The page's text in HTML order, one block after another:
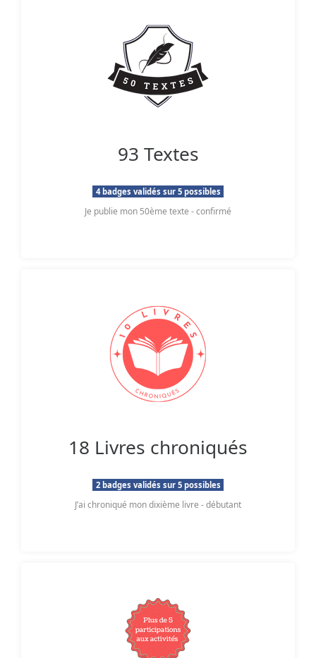
93 Textes
4 badges validés sur 5 possibles
Je publie mon 50ème texte - confirmé
18 Livres chroniqués
2 badges validés sur 5 possibles
J’ai chroniqué mon dixième livre - débutant